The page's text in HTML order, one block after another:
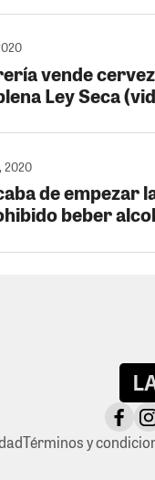
vende
Ley Seca
2020
de empezar
beber
Términos y